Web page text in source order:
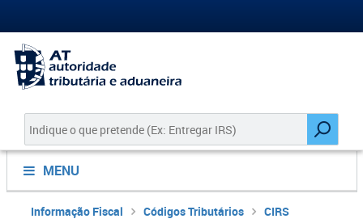
MENU
Informação Fiscal Códigos Tributários
CIRS